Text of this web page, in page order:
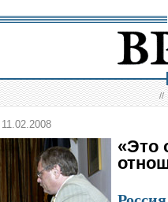
//
11.02.2008
«Это